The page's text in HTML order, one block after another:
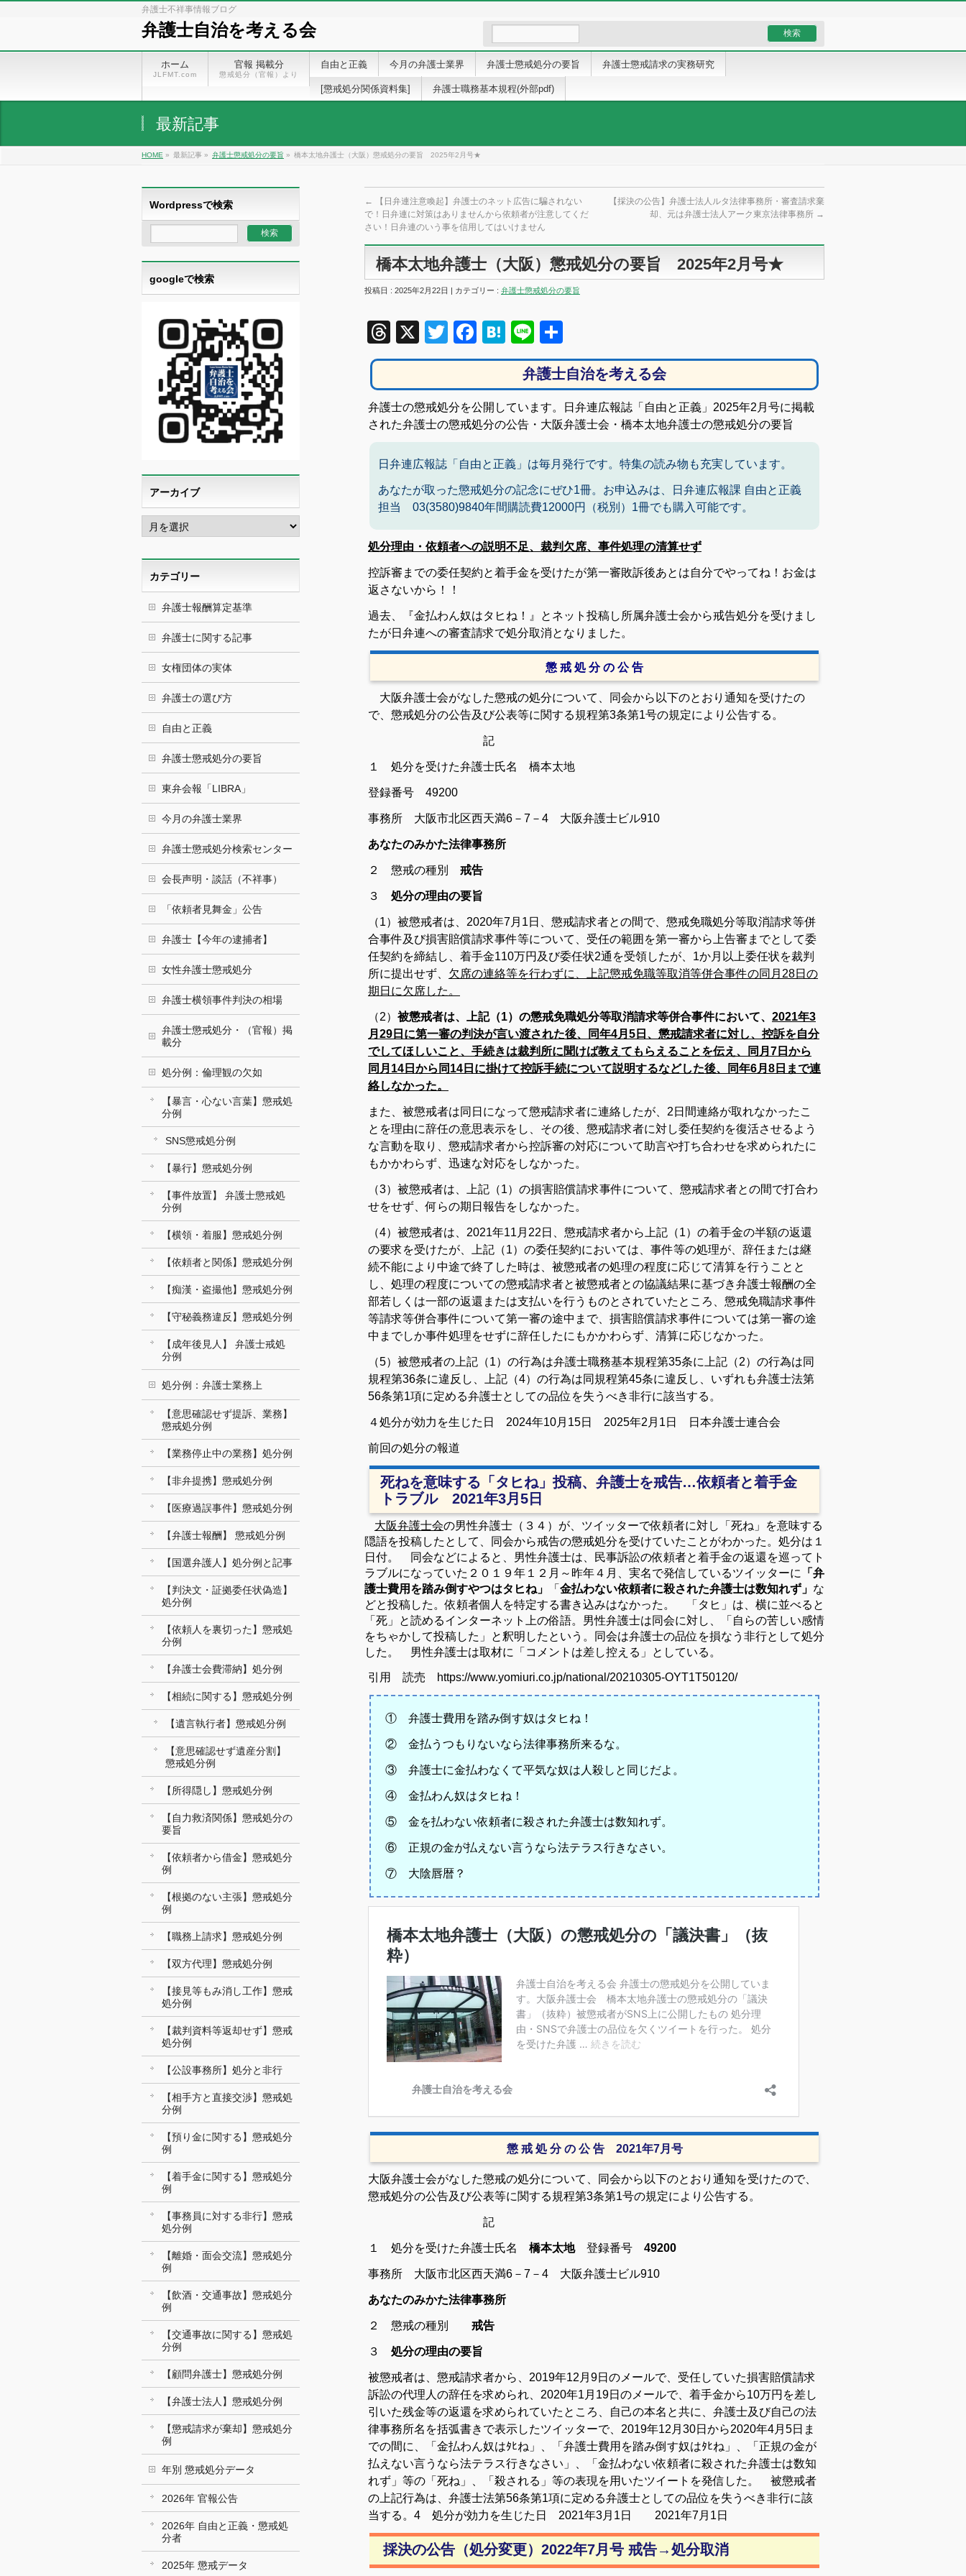
弁護士不祥事情報ブログ
弁護士自治を考える会
ホーム
JLFMT.com
官報 掲載分
懲戒処分（官報）より
自由と正義 今月の弁護士業界 弁護士懲戒処分の要旨 弁護士懲戒請求の実務研究
[懲戒処分関係資料集] 弁護士職務基本規程(外部pdf)
最新記事
HOME » 最新記事 » 弁護士懲戒処分の要旨 » 橋本太地弁護士（大阪）懲戒処分の要旨 2025年2月号★
←
【日弁連注意喚起】弁護士のネット広告に騙されない
で！日弁連に対策はありませんから依頼者が注意してくだ
さい！日弁連のいう事を信用してはいけません
【採決の公告】弁護士法人ルタ法律事務所・審査請求棄
却、元は弁護士法人アーク東京法律事務所 →
橋本太地弁護士（大阪）懲戒処分の要旨 2025年2月号★
投稿日 : 2025年2月22日 | カテゴリー : 弁護士懲戒処分の要旨
Threads
X TwitterFacebook
Hatena
Line
有
弁護士自治を考える会
弁護士の懲戒処分を公開しています。日弁連広報誌「自由と正義」2025年2月号に掲載
された弁護士の懲戒処分の公告・大阪弁護士会・橋本太地弁護士の懲戒処分の要旨
日弁連広報誌「自由と正義」は毎月発行です。特集の読み物も充実しています。
あなたが取った懲戒処分の記念にぜひ1冊。お申込みは、日弁連広報課 自由と正義
担当 03(3580)9840年間購読費12000円（税別）1冊でも購入可能です。
処分理由・依頼者への説明不足、裁判欠席、事件処理の清算せず
控訴審までの委任契約と着手金を受けたが第一審敗訴後あとは自分でやってね！お金は
返さないから！！
過去、『金払わん奴はタヒね！』とネット投稿し所属弁護士会から戒告処分を受けまし
たが日弁連への審査請求で処分取消となりました。
懲 戒 処 分 の 公 告
大阪弁護士会がなした懲戒の処分について、同会から以下のとおり通知を受けたの
で、懲戒処分の公告及び公表等に関する規程第3条第1号の規定により公告する。
記
１ 処分を受けた弁護士氏名 橋本太地
登録番号 49200
事務所 大阪市北区西天満6－7－4 大阪弁護士ビル910
あなたのみかた法律事務所
２ 懲戒の種別 戒告
３ 処分の理由の要旨
（1）被懲戒者は、2020年7月1日、懲戒請求者との間で、懲戒免職処分等取消請求等併
合事件及び損害賠償請求事件等について、受任の範囲を第一審から上告審までとして委
任契約を締結し、着手金110万円及び委任状2通を受領したが、1か月以上委任状を裁判
所に提出せず、 欠席の連絡等を行わずに、上記懲戒免職等取消等併合事件の同月28日の
期日に欠席した。
（2） 被懲戒者は、上記（1）の懲戒免職処分等取消請求等併合事件において、 2021年3
月29日に第一審の判決が言い渡された後、同年4月5日、懲戒請求者に対し、控訴を自分
でしてほしいこと、手続きは裁判所に聞けば教えてもらえることを伝え、同月7日から
同月14日から同14日に掛けて控訴手続について説明するなどした後、同年6月8日まで連
絡しなかった。
また、被懲戒者は同日になって懲戒請求者に連絡したが、2日間連絡が取れなかったこ
とを理由に辞任の意思表示をし、その後、懲戒請求者に対し委任契約を復活させるよう
な言動を取り、懲戒請求者から控訴審の対応について助言や打ち合わせを求められたに
もかかわらず、迅速な対応をしなかった。
（3）被懲戒者は、上記（1）の損害賠償請求事件について、懲戒請求者との間で打合わ
せをせず、何らの期日報告をしなかった。
（4）被懲戒者は、2021年11月22日、懲戒請求者から上記（1）の着手金の半額の返還
の要求を受けたが、上記（1）の委任契約においては、事件等の処理が、辞任または継
続不能により中途で終了した時は、被懲戒者の処理の程度に応じて清算を行うことと
し、処理の程度についての懲戒請求者と被懲戒者との協議結果に基づき弁護士報酬の全
部若しくは一部の返還または支払いを行うものとされていたところ、懲戒免職請求事件
等請求等併合事件について第一審の途中まで、損害賠償請求事件については第一審の途
中までしか事件処理をせずに辞任したにもかかわらず、清算に応じなかった。
（5） 被懲戒者の上記（1）の行為は弁護士職務基本規程第35条に上記（2）の行為は同
規程第36条に違反し、上記（4）の行為は同規程第45条に違反し、いずれも弁護士法第
56条第1項に定める弁護士としての品位を失うべき非行に該当する。
４処分が効力を生じた日 2024年10月15日 2025年2月1日 日本弁護士連合会
前回の処分の報道
死ねを意味する「タヒね」投稿、弁護士を戒告…依頼者と着手金
トラブル 2021年3月5日
大阪弁護士会の男性弁護士（３４）が、ツイッターで依頼者に対し「死ね」を意味する
隠語を投稿したとして、同会から戒告の懲戒処分を受けていたことがわかった。処分は１
日付。 同会などによると、男性弁護士は、民事訴訟の依頼者と着手金の返還を巡ってト
ラブルになっていた２０１９年１２月～昨年４月、実名で発信しているツイッターに
「弁
護士費用を踏み倒すやつはタヒね」
「 金払わない依頼者に殺された弁護士は数知れず」 な
どと投稿した。依頼者個人を特定する書き込みはなかった。 「タヒ」は、横に並べると
「死」と読めるインターネット上の俗語。男性弁護士は同会に対し、「自らの苦しい感情
をちゃかして投稿した」と釈明したという。同会は弁護士の品位を損なう非行として処分
した。 男性弁護士は取材に「コメントは差し控える」としている。
引用 読売 https://www.yomiuri.co.jp/national/20210305-OYT1T50120/
① 弁護士費用を踏み倒す奴はタヒね！
② 金払うつもりないなら法律事務所来るな。
③ 弁護士に金払わなくて平気な奴は人殺しと同じだよ。
④ 金払わん奴はタヒね！
⑤ 金を払わない依頼者に殺された弁護士は数知れず。
⑥ 正規の金が払えない言うなら法テラス行きなさい。
⑦ 大陰唇暦？
懲 戒 処 分 の 公 告 2021年7月号
大阪弁護士会がなした懲戒の処分について、同会から以下のとおり通知を受けたので、
懲戒処分の公告及び公表等に関する規程第3条第1号の規定により公告する。
記
１ 処分を受けた弁護士氏名 橋本太地 登録番号 49200
事務所 大阪市北区西天満6－7－4 大阪弁護士ビル910
あなたのみかた法律事務所
２ 懲戒の種別 戒告
３ 処分の理由の要旨
被懲戒者は、懲戒請求者から、2019年12月9日のメールで、受任していた損害賠償請求
訴訟の代理人の辞任を求められ、2020年1月19日のメールで、着手金から10万円を差し
引いた残金等の返還を求められていたところ、自己の本名と共に、弁護士及び自己の法
律事務所名を括弧書きで表示したツイッターで、2019年12月30日から2020年4月5日ま
での間に、「金払わん奴はﾀﾋね」、「弁護士費用を踏み倒す奴はﾀﾋね」、「正規の金が
払えない言うなら法テラス行きなさい」、「金払わない依頼者に殺された弁護士は数知
れず」等の「死ね」、「殺される」等の表現を用いたツイートを発信した。 被懲戒者
の上記行為は、弁護士法第56条第1項に定める弁護士としての品位を失うべき非行に該
当する。4 処分が効力を生じた日 2021年3月1日 2021年7月1日
採決の公告（処分変更）2022年7月号 戒告→処分取消
Wordpressで検索
googleで検索
アーカイブ
ア
ー
イ
ブカテゴリー
弁護士報酬算定基準
弁護士に関する記事
女権団体の実体
弁護士の選び方
自由と正義
弁護士懲戒処分の要旨
東弁会報「LIBRA」
今月の弁護士業界
弁護士懲戒処分検索センター
会長声明・談話（不祥事）
「依頼者見舞金」公告
弁護士【今年の逮捕者】
女性弁護士懲戒処分
弁護士横領事件判決の相場
弁護士懲戒処分・（官報）掲
載分
処分例：倫理観の欠如
【暴言・心ない言葉】懲戒処
分例
SNS懲戒処分例
【暴行】懲戒処分例
【事件放置】 弁護士懲戒処
分例
【横領・着服】懲戒処分例
【依頼者と関係】懲戒処分例
【痴漢・盗撮他】懲戒処分例
【守秘義務違反】懲戒処分例
【成年後見人】 弁護士戒処
分例
処分例：弁護士業務上
【意思確認せず提訴、業務】
懲戒処分例
【業務停止中の業務】処分例
【非弁提携】懲戒処分例
【医療過誤事件】懲戒処分例
【弁護士報酬】 懲戒処分例
【国選弁護人】処分例と記事
【判決文・証拠委任状偽造】
処分例
【依頼人を裏切った】懲戒処
分例
【弁護士会費滞納】処分例
【相続に関する】懲戒処分例
【遺言執行者】懲戒処分例
【意思確認せず遺産分割】
懲戒処分例
【所得隠し】懲戒処分例
【自力救済関係】懲戒処分の
要旨
【依頼者から借金】懲戒処分
例
【根拠のない主張】懲戒処分
例
【職務上請求】懲戒処分例
【双方代理】懲戒処分例
【接見等もみ消し工作】懲戒
処分例
【裁判資料等返却せず】懲戒
処分例
【公設事務所】処分と非行
【相手方と直接交渉】懲戒処
分例
【預り金に関する】懲戒処分
例
【着手金に関する】懲戒処分
例
【事務員に対する非行】懲戒
処分例
【離婚・面会交流】懲戒処分
例
【飲酒・交通事故】懲戒処分
例
【交通事故に関する】懲戒処
分例
【顧問弁護士】懲戒処分例
【弁護士法人】懲戒処分例
【懲戒請求が棄却】懲戒処分
例
年別 懲戒処分データ
2026年 官報公告
2026年 自由と正義・懲戒処
分者
2025年 懲戒データ